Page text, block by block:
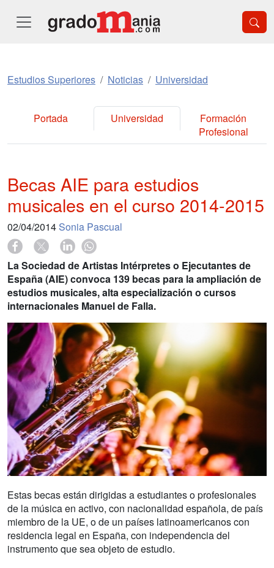
Estudios Superiores Noticias Universidad
Portada Universidad
Formación
Profesional
Becas AIE para estudios
musicales en el curso 2014-2015
02/04/2014 Sonia Pascual
La Sociedad de Artistas Intérpretes o Ejecutantes de
España (AIE) convoca 139 becas para la ampliación de
estudios musicales, alta especialización o cursos
internacionales Manuel de Falla.
Estas becas están dirigidas a estudiantes o profesionales
de la música en activo, con nacionalidad española, de país
miembro de la UE, o de un países latinoamericanos con
residencia legal en España, con independencia del
instrumento que sea objeto de estudio.